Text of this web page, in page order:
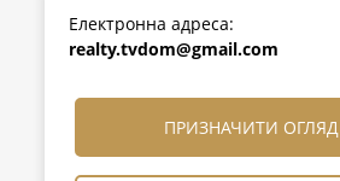
Електронна адреса:
realty.tvdom@gmail.com
ПРИЗНАЧИТИ ОГЛЯД